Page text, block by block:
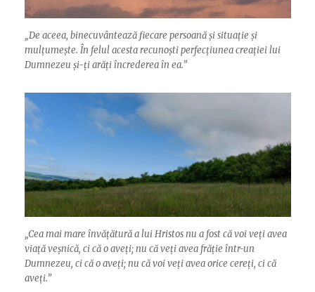
„De aceea, binecuvântează fiecare persoană și situație și
mulțumește. În felul acesta recunoști perfecțiunea creației lui
Dumnezeu și-ți arăți încrederea în ea.”
„Cea mai mare învățătură a lui Hristos nu a fost că voi veți avea
viață veșnică, ci că o aveți; nu că veți avea frăție într-un
Dumnezeu, ci că o aveți; nu că voi veți avea orice cereți, ci că
aveți.”